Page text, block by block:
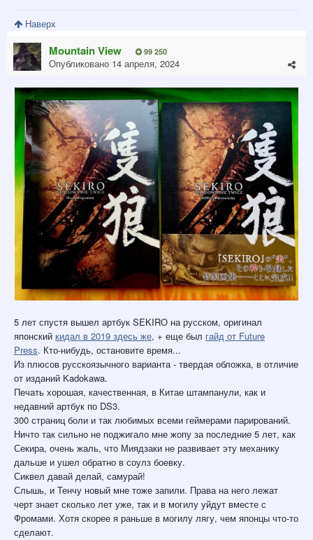
Наверх
Mountain View 99 250
Опубликовано 14 апреля, 2024
5 лет спустя вышел артбук SEKIRO на русском, оригинал
японский кидал в 2019 здесь же, + еще был гайд от Future
Press. Кто-нибудь, остановите время...
Из плюсов русскоязычного варианта - твердая обложка, в отличие
от изданий Kadokawa.
Печать хорошая, качественная, в Китае штампанули, как и
недавний артбук по DS3.
300 страниц боли и так любимых всеми геймерами парирований.
Ничто так сильно не поджигало мне жопу за последние 5 лет, как
Секира, очень жаль, что Миядзаки не развивает эту механику
дальше и ушел обратно в соулз боевку.
Сиквел давай делай, самурай!
Слышь, и Тенчу новый мне тоже запили. Права на него лежат
черт знает сколько лет уже, так и в могилу уйдут вместе с
Фромами. Хотя скорее я раньше в могилу лягу, чем японцы что-то
сделают.